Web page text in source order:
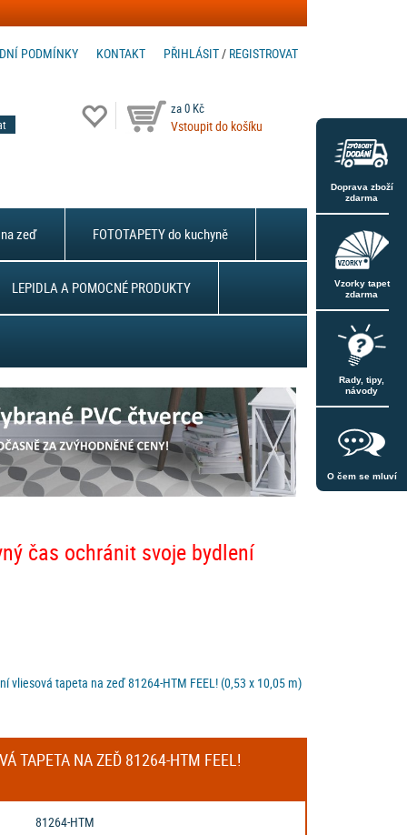
PŘIHLÁSIT/ REGISTROVAT
KONTAKT
PODMÍNKY
za 0 Kč
Vstoupit do košíku
zeď FOTOTAPETY do kuchyně
LEPIDLA A POMOCNÉ PRODUKTY
Doprava zboží
zdarma
Vzorky tapet
zdarma
Rady, tipy,
návody
O čem se mluví
čas ochránit svoje bydlení
vliesová tapeta na zeď 81264-HTM FEEL! (0,53 x 10,05 m)
TAPETA NA ZEĎ 81264-HTM FEEL!
81264-HTM